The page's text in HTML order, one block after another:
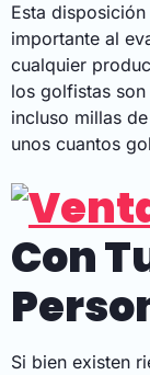
Esta
importante al
cualquier
los golfistas
incluso millas
unos cuantos
Con
Si bien existen